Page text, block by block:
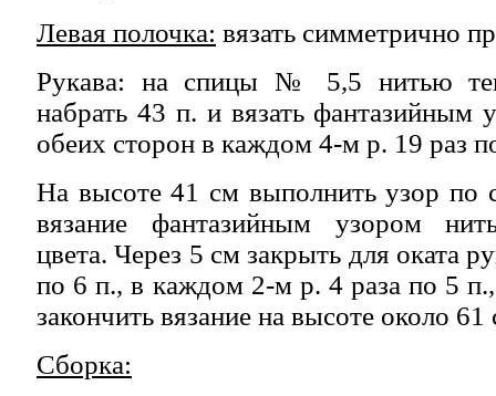
Левая полочка: вязать симметрично
Рукава: на спицы № 5,5 нитью
набрать 43 п. и вязать фантазийным
обеих сторон в каждом 4-м р. 19 раз
На высоте 41 см выполнить узор по
вязание фантазийным узором
цвета. Через 5 см закрыть для оката
по 6 п., в каждом 2-м р. 4 раза по 5
закончить вязание на высоте около 61
Сборка: